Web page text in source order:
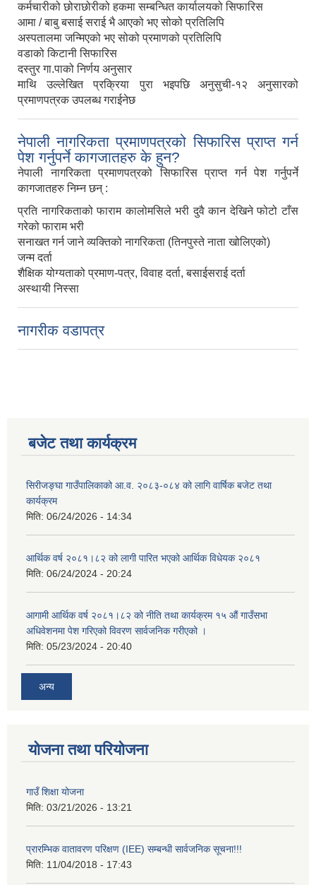
कर्मचारीको छोराछोरीको हकमा सम्बन्धित कार्यालयको सिफारिस
आमा / बाबु बसाई सराई भै आएको भए सोको प्रतिलिपि
अस्पतालमा जन्मिएको भए सोको प्रमाणको प्रतिलिपि
वडाको किटानी सिफारिस
दस्तुर गा.पाको निर्णय अनुसार
माथि उल्लेखित प्रक्रिया पुरा भइपछि अनुसुची-१२ अनुसारको
प्रमाणपत्रक उपलब्ध गराईनेछ
नेपाली नागरिकता प्रमाणपत्रको सिफारिस प्राप्त गर्न
पेश गर्नुपर्ने कागजातहरु के हुन?
नेपाली नागरिकता प्रमाणपत्रको सिफारिस प्राप्त गर्न पेश गर्नुपर्ने
कागजातहरु निम्न छन् :
प्रति नागरिकताको फाराम कालोमसिले भरी दुवै कान देखिने फोटो टाँस
गरेको फाराम भरी
सनाखत गर्न जाने व्यक्तिको नागरिकता (तिनपुस्ते नाता खोलिएको)
जन्म दर्ता
शैक्षिक योग्यताको प्रमाण-पत्र, विवाह दर्ता, बसाईसराई दर्ता
अस्थायी निस्सा
नागरीक वडापत्र
बजेट तथा कार्यक्रम
सिरीजङ्घा गाउँपालिकाको आ.व. २०८३-०८४ को लागि वार्षिक बजेट तथा
कार्यक्रम
मिति: 06/24/2026 - 14:34
आर्थिक वर्ष २०८१।८२ को लागी पारित भएको आर्थिक विधेयक २०८१
मिति: 06/24/2024 - 20:24
आगामी आर्थिक वर्ष २०८१।८२ को नीति तथा कार्यक्रम १५ औं गाउँसभा
अधिवेशनमा पेश गरिएको विवरण सार्वजनिक गरीएको ।
मिति: 05/23/2024 - 20:40
अन्य
योजना तथा परियोजना
गाउँ शिक्षा योजना
मिति: 03/21/2026 - 13:21
प्रारम्भिक वातावरण परिक्षण (IEE) सम्बन्धी सार्वजनिक सूचना!!!
मिति: 11/04/2018 - 17:43